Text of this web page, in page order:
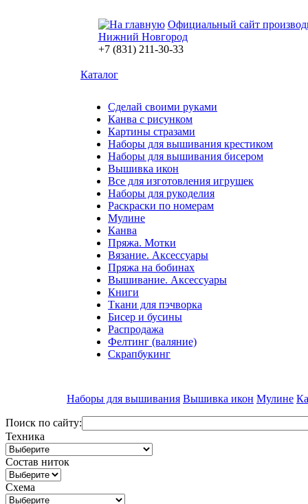
Официальный сайт
Нижний Новгород
+7 (831) 211-30-33
Каталог
Сделай своими руками
Канва с рисунком
Картины стразами
Наборы для вышивания крестиком
Наборы для вышивания бисером
Вышивка икон
Все для изготовления игрушек
Наборы для рукоделия
Раскраски по номерам
Мулине
Канва
Пряжа. Мотки
Вязание. Аксессуары
Пряжа на бобинах
Вышивание. Аксессуары
Книги
Ткани для пэчворка
Бисер и бусины
Распродажа
Фелтинг (валяние)
Скрапбукинг
Наборы для вышивания Вышивка икон Мулине
Поиск по сайту:
Техника
Состав ниток
Схема